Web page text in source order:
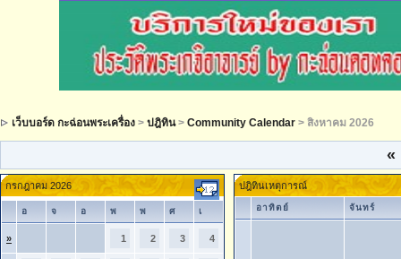
เว็บบอร์ด กะฉ่อนพระเครื่อง > ปฎิทิน> Community Calendar > สิงหาคม 2026
«
กรกฎาคม 2026
อ จ อ พ พ ศ เ
» 1 2 3 4
ปฎิทินเหตุการณ์
อาทิตย์ จันทร์